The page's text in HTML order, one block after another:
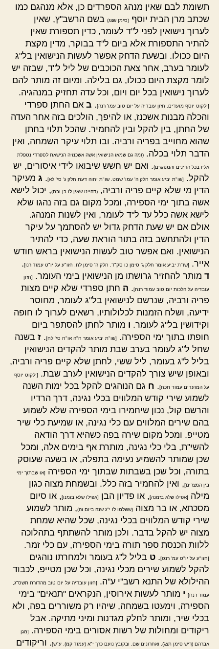
תשומת לבם שאין מנהג הספרדים כן, אלא מנהגם כמו
שכתב מרן הבית יוסף (סימן שצג) בשם הרשב"ץ, שאין
לערוך נישואין לפני ל"ד לעומר, כדין תספורת שאין
להתיר התספורת אלא ביום ל"ד בבוקר, מדין מקצת
היום ככולו. ובשעת הדחק אפשר לעשות הנישואין בל"ג
לעומר בערב, אחר צאת הכוכבים של ליל ל"ד, שבזה יש
לומר מקצת היום ככולו, גם בלילה. ומיום זה מותר להם
לערוך נישואין בכל יום ויום, וכל עדה תחזיק במנהגיה.
[ילקוט יוסף מועדים. חזון עובדיה על יום טוב עמו' רנה]. ב אם החתן ספרדי
והכלה מבנות אשכנז, או להיפך, הולכים בזה אחר העדה
של החתן, בין להקל ובין להחמיר. שהכל תלוי בחתן
שהוא מחוייב בפריה ורביה. ובו תלוי עיקר השמחה, ואין
הדבר תלוי בכלה. (ומה גם שמאז הנישואין אשה אשכנזיה הנישאת לספרדי נטפלת
אליו בכל הדינים והמנהגים). ואם יש חשש שיבואו לידי איסורים, יש
להקל.
[שו"ת יביע אומר חלק ה' עמו' שמט. שו"ת יחוה דעת חלק ג' סי' לא]. ג מעיקר
הדין מי שלא קיים פריה ורביה, (דהיינו שאין לו בן ובת), יכול לישא
אשה בתוך ימי הספירה, ומכל מקום גם בזה נהגו שלא
לישא אשה כלל עד ל"ד לעומר, ואין לשנות המנהג.
אולם אם יש שעת הדחק גדול יש להסתמך על עיקר
הדין ולהתחשב בזה בתור הוראת שעה, כדי להתיר
הנישואין. ואם אפשר טוב לעשות הנישואין בראש חודש
אייר.
[שו"ת יביע אומר חלק ג' סימן כו סק"ד. חלק ה' סימן לח. חזו"ע על יו"ט עמוד רנו].
ד מותר להחזיר גרושתו מן הנישואין בימי העומר. [חזון
עובדיה על הלכות יום טוב עמוד רנח]. ה חתן ספרדי שלא קיים מצות
פריה ורביה, שנרשם לנישואין בל"ג לעומר, מחוסר
ידיעה, ושלח הזמנות לכלולותיו, רשאים לערוך לו חופה
וקידושין בל"ג לעומר. ו מותר לחתן להסתפר ביום
חופתו בתוך ימי הספירה.
[שו"ת יביע אומר ח"ה או"ח סי' לח]. ז בשנה
שחל ל"ג לעומר בערב שבת מותר להקדים הנישואין
בליל ל"ג בעומר, ליל ששי, לחתן שלא קיים פריה ורביה,
ובאופן שיש צורך להקדים הנישואין לערב שבת.
[ילקוט יוסף
על המועדים עמוד תכח]. ח גם הנוהגים להקל בכל ימות השנה
לשמוע שירי קודש המלווים בכלי נגינה, דרך הרדיו
והרשם קול, נכון שיחמירו בימי הספירה שלא לשמוע
בהם שירים המלווים עם כלי נגינה, או שמיעת כלי שיר
מטייפ. ומכל מקום שירה בפה כשהיא דרך הודאה
להשי"ת, בלי כלי נגינה, מותרת אף בימים אלה, ומכל
שכן שמותר להשמיע נעימה בתפלה, או בשעה שעוסק
בתורה, וכל שכן בשבתות שבתוך ימי הספירה
[או שבתוך ימי
בין המצרים], ואין להחמיר בזה כלל. ובשמחת מצוה כגון
מילה
[אפילו שלא בזמנה], או פדיון הבן [אפילו שלא בזמנו], או סיום
מסכתא, או בר מצוה (ששלמו לו י"ג שנה ביום זה), מותר לשמוע
שירי קודש המלווים בכלי נגינה, שכל שהיא שמחת
מצוה יש להקל בדבר. ולכן מותר להשתתף בתהלוכה
ללוות הכנסת ספר תורה בימי הספירה, עם כלי זמר.
[חזו"ע על יו"ט עמ' רנט]. ט בליל ל"ג בעומר ולמחרתו נוהגים
להקל לשמוע שירים מכלי נגינה, וכל שכן מטייפ, לכבוד
ההילולא של התנא רשב"י ע"ה.
[חזון עובדיה על יום טוב מהדורת תשס"ג,
עמוד רנח] י מותר לעשות אירוסין, הנקראים "תנאים" בימי
הספירה, וימעטו בשמחה, שיהיו רק משוררים בפה, ולא
בכלי שיר, ומותר לחלק מגדנות ומיני מתיקה. אבל
ריקודים ומחולות של רשות אסורים בימי הספירה.
[מגן
אברהם (ריש סימן תצג). ואחרונים שם. ובקובץ נועם כרך י"א (עמוד קמ). ע"ש]. וריקודים